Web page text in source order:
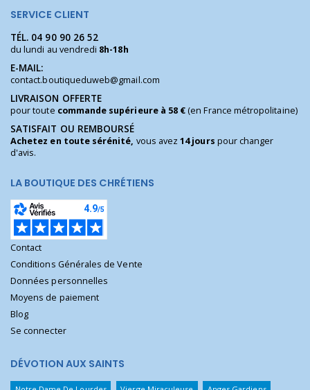
SERVICE CLIENT
TÉL. 04 90 90 26 52
du lundi au vendredi 8h-18h
E-MAIL:
contact.boutiqueduweb@gmail.com
LIVRAISON OFFERTE
pour toute commande supérieure à 58 €(en France métropolitaine)
SATISFAIT OU REMBOURSÉ
Achetez en toute sérénité, vous avez14 jours pour changer
d'avis.
LA BOUTIQUE DES CHRÉTIENS
Contact
Conditions Générales de Vente
Données personnelles
Moyens de paiement
Blog
Se connecter
DÉVOTION AUX SAINTS